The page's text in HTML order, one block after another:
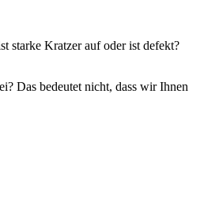
starke Kratzer auf oder ist defekt?
Das bedeutet nicht, dass wir Ihnen